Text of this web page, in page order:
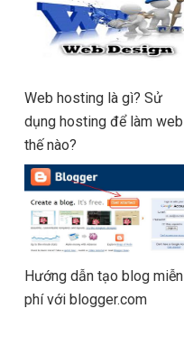
Web hosting là gì? Sử
dụng hosting để làm web
thế nào?
Hướng dẫn tạo blog miễn
phí với blogger.com